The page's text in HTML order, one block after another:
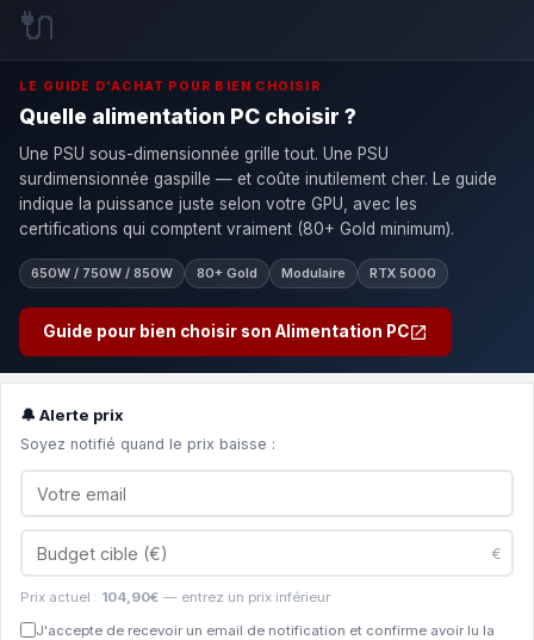
🔌
LE GUIDE D'ACHAT POUR BIEN CHOISIR
Quelle alimentation PC choisir ?
Une PSU sous-dimensionnée grille tout. Une PSU
surdimensionnée gaspille — et coûte inutilement cher. Le guide
indique la puissance juste selon votre GPU, avec les
certifications qui comptent vraiment (80+ Gold minimum).
650W / 750W / 850W 80+ Gold Modulaire RTX 5000
Guide pour bien choisir son Alimentation PC
🔔 Alerte prix
Soyez notifié quand le prix baisse :
€
Prix actuel : 104,90€ — entrez un prix inférieur
J'accepte de recevoir un email de notification et confirme avoir lu la